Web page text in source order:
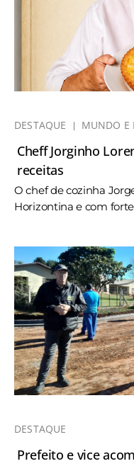
DESTAQUE MUNDO E
Cheff Jorginho
receitas
O chef de cozinha
Horizontina e com
DESTAQUE
Prefeito e vice